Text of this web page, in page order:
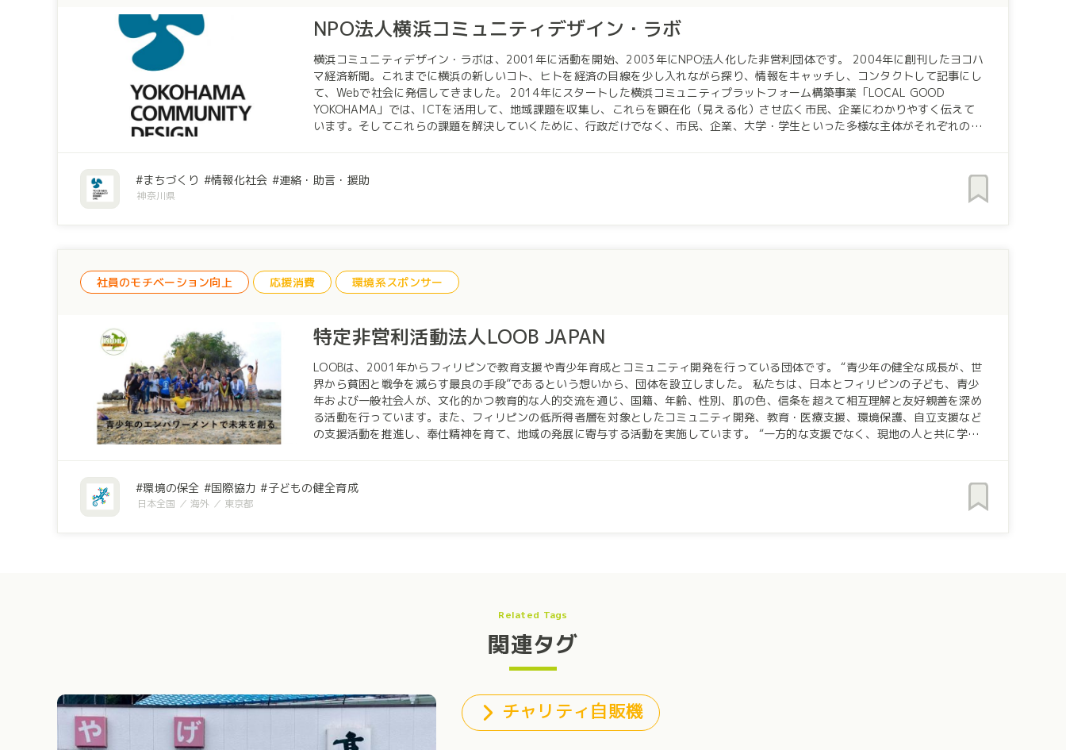
NPO法人横浜コミュニティデザイン・ラボ
横浜コミュニティデザイン・ラボは、2001年に活動を開始、2003年にNPO法人化した非営利団体です。 2004年に創刊したヨコハ
マ経済新聞。これまでに横浜の新しいコト、ヒトを経済の目線を少し入れながら探り、情報をキャッチし、コンタクトして記事にし
て、Webで社会に発信してきました。 2014年にスタートした横浜コミュニティプラットフォーム構築事業「LOCAL GOOD
YOKOHAMA」では、ICTを活用して、地域課題を収集し、これらを顕在化（見える化）させ広く市民、企業にわかりやすく伝えて
います。そしてこれらの課題を解決していくために、行政だけでなく、市民、企業、大学・学生といった多様な主体がそれぞれの立
まちづくり
情報化社会 連絡・助言・援助
神奈川県
社員のモチベーション向上 応援消費 環境系スポンサー
特定非営利活動法人LOOB JAPAN
LOOBは、2001年からフィリピンで教育支援や青少年育成とコミュニティ開発を行っている団体です。 “青少年の健全な成長が、世
界から貧困と戦争を減らす最良の手段”であるという想いから、団体を設立しました。 私たちは、日本とフィリピンの子ども、青少
年および一般社会人が、文化的かつ教育的な人的交流を通じ、国籍、年齢、性別、肌の色、信条を超えて相互理解と友好親善を深め
る活動を行っています。また、フィリピンの低所得者層を対象としたコミュニティ開発、教育・医療支援、環境保護、自立支援など
の支援活動を推進し、奉仕精神を育て、地域の発展に寄与する活動を実施しています。 “一方的な支援でなく、現地の人と共に学び
際理解・青少年育成事業」では、若者の力が社会を変えると考え、日本の学生とフィリピンの学生がワークキャンプなどを通して国
際理解交流を行う活動を行なっています。コロナ中に、英語でSDGsを学ぶオンライン学習プログラム『SDGs Academia』を開発、
環境の保全 国際協力 子どもの健全育成
日本全国 海外 東京都
Related Tags
関連タグ
チャリティ自販機